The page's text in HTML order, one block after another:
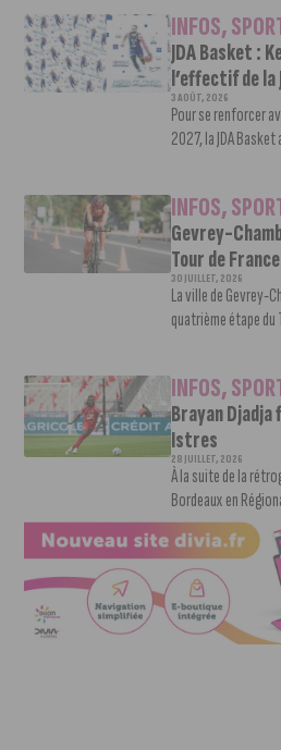
INFOS,
JDA Basket :
l’effectif de la
3 AOÛT, 2026
Pour se renforcer
2027, la JDA
INFOS,
Gevrey-
Tour de
30 JUILLET, 2026
La ville de Gevrey-
quatrième étape du
INFOS,
Brayan Djadja
Istres
28 JUILLET, 2026
À la suite de la
Bordeaux en